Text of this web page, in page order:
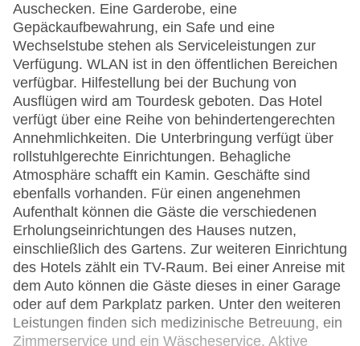
Auschecken. Eine Garderobe, eine
Gepäckaufbewahrung, ein Safe und eine
Wechselstube stehen als Serviceleistungen zur
Verfügung. WLAN ist in den öffentlichen Bereichen
verfügbar. Hilfestellung bei der Buchung von
Ausflügen wird am Tourdesk geboten. Das Hotel
verfügt über eine Reihe von behindertengerechten
Annehmlichkeiten. Die Unterbringung verfügt über
rollstuhlgerechte Einrichtungen. Behagliche
Atmosphäre schafft ein Kamin. Geschäfte sind
ebenfalls vorhanden. Für einen angenehmen
Aufenthalt können die Gäste die verschiedenen
Erholungseinrichtungen des Hauses nutzen,
einschließlich des Gartens. Zur weiteren Einrichtung
des Hotels zählt ein TV-Raum. Bei einer Anreise mit
dem Auto können die Gäste dieses in einer Garage
oder auf dem Parkplatz parken. Unter den weiteren
Leistungen finden sich medizinische Betreuung, ein
Zimmerservice und ein Wäscheservice. Aktive